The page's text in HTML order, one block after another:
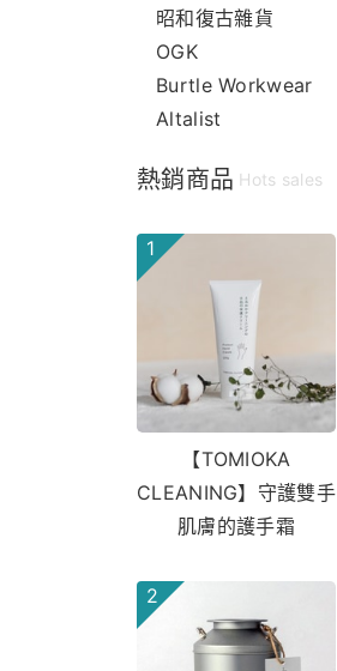
昭和復古雜貨
OGK
Burtle Workwear
Altalist
熱銷商品 Hots sales
1
【TOMIOKA
CLEANING】守護雙手
肌膚的護手霜
2